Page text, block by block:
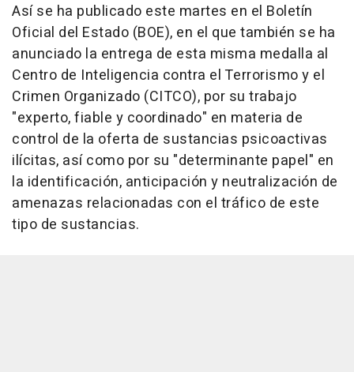
Así se ha publicado este martes en el Boletín
Oficial del Estado (BOE), en el que también se ha
anunciado la entrega de esta misma medalla al
Centro de Inteligencia contra el Terrorismo y el
Crimen Organizado (CITCO), por su trabajo
"experto, fiable y coordinado" en materia de
control de la oferta de sustancias psicoactivas
ilícitas, así como por su "determinante papel" en
la identificación, anticipación y neutralización de
amenazas relacionadas con el tráfico de este
tipo de sustancias.